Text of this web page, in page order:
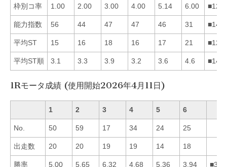
枠別コ率 1.00 2.00 3.00 4.00 5.14 6.00
能力指数 56 44 47 47 46 31
平均ST 15 16 18 16 17 21
平均ST順 3.1 3.3 3.9 3.2 3.6 4.6
1Rモータ成績 (使用開始2026年4月11日)
1 2 3 4 5 6
No. 50 59 17 34 24 25
出走数 20 20 19 19 14 18
勝率 5.00 5.65 6.32 4.68 5.36 3.94